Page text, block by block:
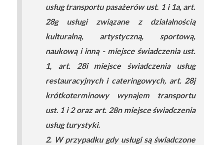
usług transportu pasażerów ust. 1 i 1a, art.
28g usługi związane z działalnością
kulturalną, artystyczną, sportową,
naukową i inną - miejsce świadczenia ust.
1, art. 28i miejsce świadczenia usług
restauracyjnych i cateringowych, art. 28j
krótkoterminowy wynajem transportu
ust. 1 i 2 oraz art. 28n miejsce świadczenia
usług turystyki.
2. W przypadku gdy usługi są świadczone